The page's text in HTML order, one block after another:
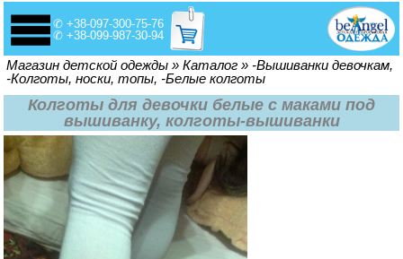
✆ +38-097-300-75-76
✆ +38-099-987-30-94
Вы здесь
Магазин детской одежды » Каталог » -Вышиванки девочкам,
-Колготы, носки, топы, -Белые колготы
Колготы для девочки белые с маками под
вышиванку, колготы-вышиванки